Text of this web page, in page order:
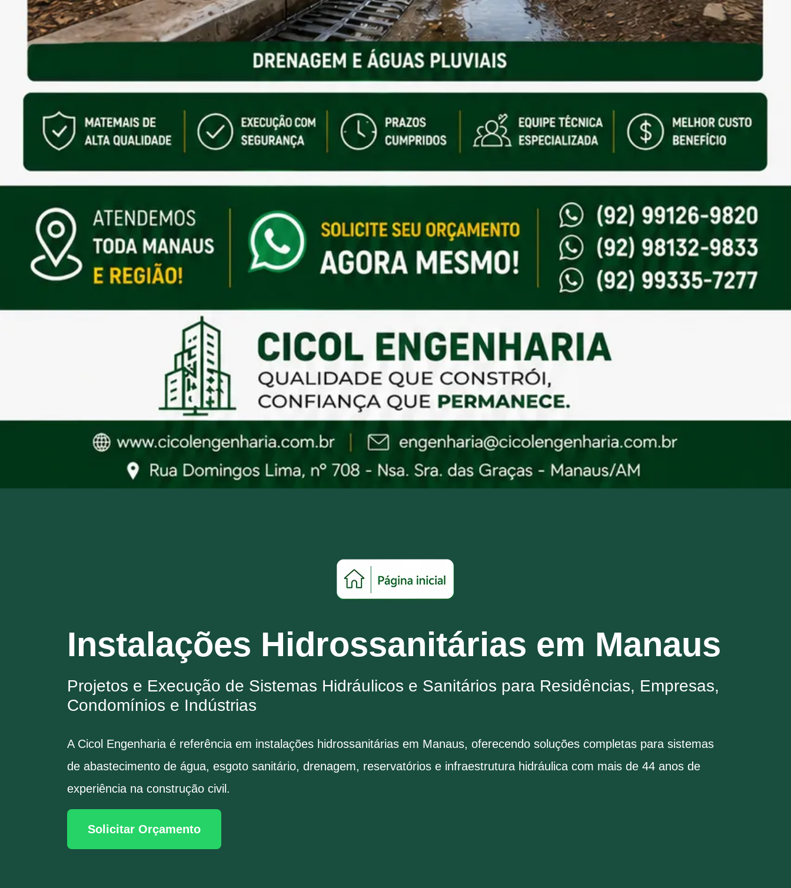
Instalações Hidrossanitárias em Manaus
Projetos e Execução de Sistemas Hidráulicos e Sanitários para Residências, Empresas,
Condomínios e Indústrias
A Cicol Engenharia é referência em instalações hidrossanitárias em Manaus, oferecendo soluções completas para sistemas
de abastecimento de água, esgoto sanitário, drenagem, reservatórios e infraestrutura hidráulica com mais de 44 anos de
experiência na construção civil.
Solicitar Orçamento